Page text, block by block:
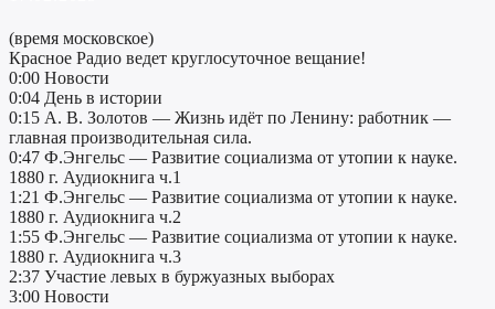
(время московское)
Красное Радио ведет круглосуточное вещание!
0:00 Новости
0:04 День в истории
0:15 А. В. Золотов — Жизнь идёт по Ленину: работник —
главная производительная сила.
0:47 Ф.Энгельс — Развитие социализма от утопии к науке.
1880 г. Аудиокнига ч.1
1:21 Ф.Энгельс — Развитие социализма от утопии к науке.
1880 г. Аудиокнига ч.2
1:55 Ф.Энгельс — Развитие социализма от утопии к науке.
1880 г. Аудиокнига ч.3
2:37 Участие левых в буржуазных выборах
3:00 Новости